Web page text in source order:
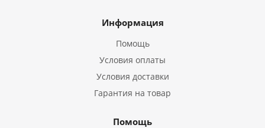
Информация
Помощь
Условия оплаты
Условия доставки
Гарантия на товар
Помощь